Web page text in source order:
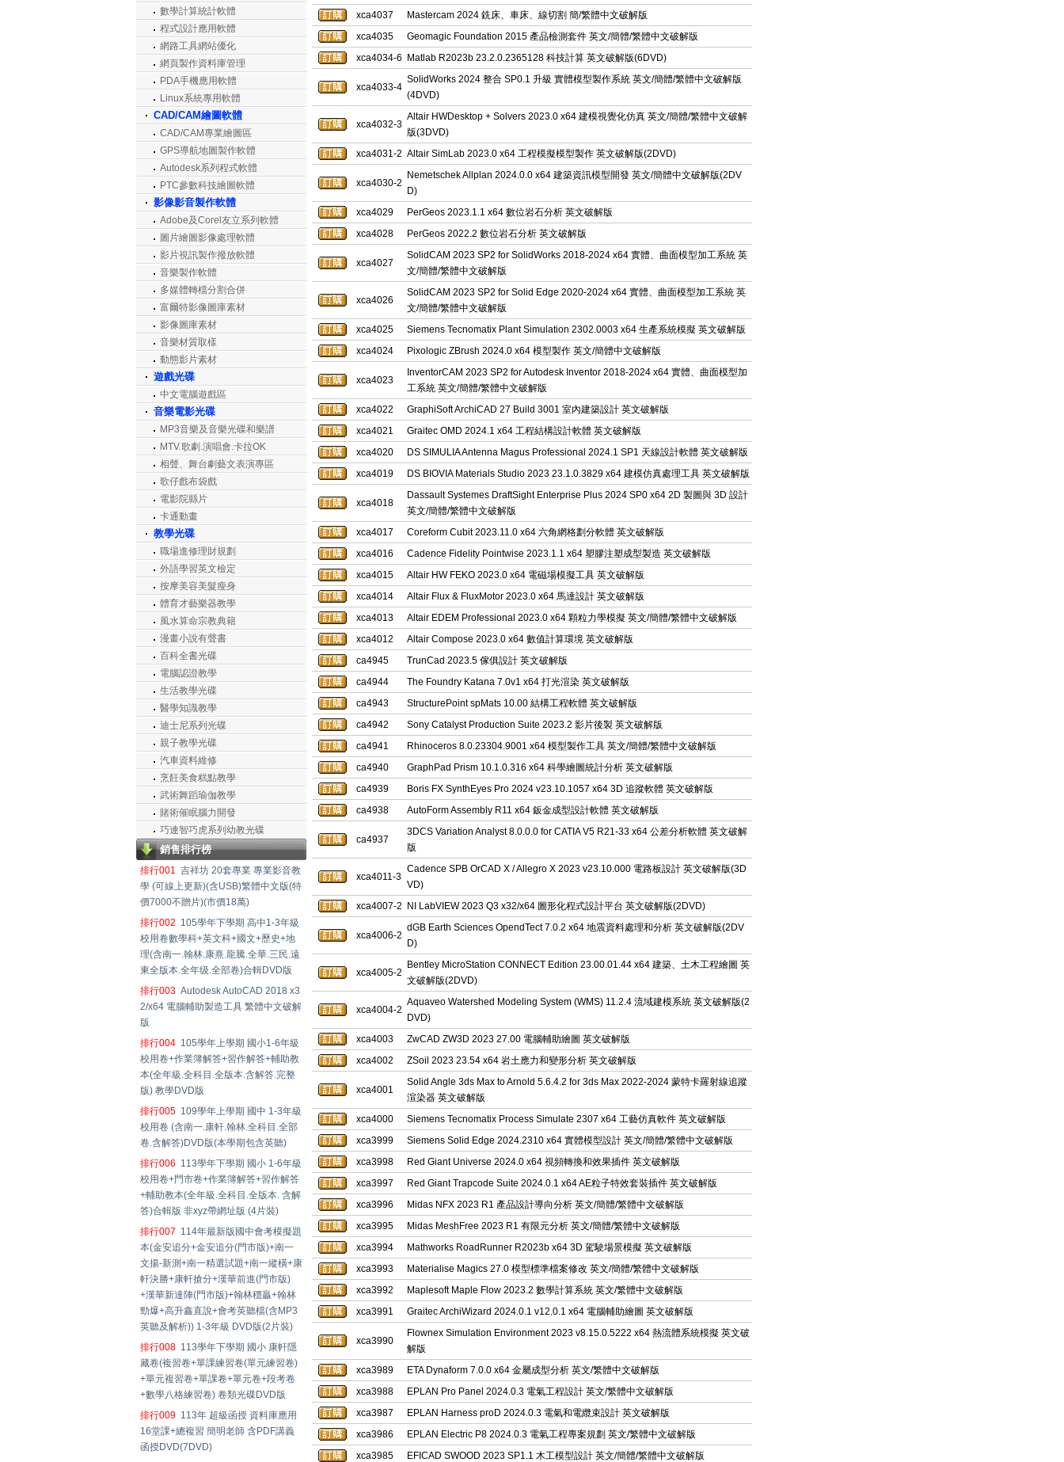
數學計算統計軟體
程式設計應用軟體
網路工具網站優化
網頁製作資料庫管理
PDA手機應用軟體
Linux系統專用軟體
CAD/CAM繪圖軟體
CAD/CAM專業繪圖區
GPS導航地圖製作軟體
Autodesk系列程式軟體
PTC參數科技繪圖軟體
影像影音製作軟體
Adobe及Corel友立系列軟體
圖片繪圖影像處理軟體
影片視訊製作撥放軟體
音樂製作軟體
多媒體轉檔分割合併
富爾特影像圖庫素材
影像圖庫素材
音樂材質取樣
動態影片素材
遊戲光碟
中文電腦遊戲區
音樂電影光碟
MP3音樂及音樂光碟和樂譜
MTV.歌劇.演唱會.卡拉OK
相聲、舞台劇藝文表演專區
歌仔戲布袋戲
電影院縣片
卡通動畫
教學光碟
職場進修理財規劃
外語學習英文檢定
按摩美容美髮瘦身
體育才藝樂器教學
風水算命宗教典籍
漫畫小說有聲書
百科全書光碟
電腦認證教學
生活教學光碟
醫學知識教學
迪士尼系列光碟
親子教學光碟
汽車資料維修
烹飪美食糕點教學
武術舞蹈瑜伽教學
賭術催眠腦力開發
巧連智巧虎系列幼教光碟
銷售排行榜
排行001 吉祥坊 20套專業 專業影音教
學 (可線上更新)(含USB)繁體中文版(特
價7000不贈片)(市價18萬)
排行002 105學年下學期 高中1-3年級
校用卷數學科+英文科+國文+歷史+地
理(含南一.翰林.康熹.龍騰.全華.三民.遠
東全版本.全年级.全部卷)合輯DVD版
排行003 Autodesk AutoCAD 2018 x3
2/x64 電腦輔助製造工具 繁體中文破解
版
排行004 105學年上學期 國小1-6年級
校用卷+作業簿解答+習作解答+輔助教
本(全年級.全科目.全版本.含解答.完整
版) 教學DVD版
排行005 109學年上學期 國中 1-3年級
校用卷 (含南一.康軒.翰林.全科目.全部
卷.含解答)DVD版(本學期包含英聽)
排行006 113學年下學期 國小 1-6年級
校用卷+門市卷+作業簿解答+習作解答
+輔助教本(全年級.全科目.全版本. 含解
答)合輯版 非xyz帶網址版 (4片裝)
排行007 114年最新版國中會考模擬題
本(金安追分+金安追分(門市版)+南一
文揚-新測+南一精選試題+南一縱橫+康
軒決勝+康軒搶分+漢華前進(門市版)
+漢華新達陣(門市版)+翰林穩贏+翰林
勁爆+高升鑫直說+會考英聽檔(含MP3
英聽及解析)) 1-3年級 DVD版(2片裝)
排行008 113學年下學期 國小 康軒隱
藏卷(複習卷+單課練習卷(單元練習卷)
+單元複習卷+單課卷+單元卷+段考卷
+數學八格練習卷) 卷類光碟DVD版
排行009 113年 超級函授 資料庫應用
16堂課+總複習 簡明老師 含PDF講義
函授DVD(7DVD)
xca4037
Mastercam 2024 銑床、車床、線切割 簡/繁體中文破解版
xca4035
Geomagic Foundation 2015 產品檢測套件 英文/簡體/繁體中文破解版
xca4034-6
Matlab R2023b 23.2.0.2365128 科技計算 英文破解版(6DVD)
xca4033-4
SolidWorks 2024 整合 SP0.1 升級 實體模型製作系統 英文/簡體/繁體中文破解版
(4DVD)
xca4032-3
Altair HWDesktop + Solvers 2023.0 x64 建模視覺化仿真 英文/簡體/繁體中文破解
版(3DVD)
xca4031-2 Altair SimLab 2023.0 x64 工程模擬模型製作 英文破解版(2DVD)
xca4030-2
Nemetschek Allplan 2024.0.0 x64 建築資訊模型開發 英文/簡體中文破解版(2DV
D)
xca4029
PerGeos 2023.1.1 x64 數位岩石分析 英文破解版
xca4028
PerGeos 2022.2 數位岩石分析 英文破解版
xca4027
SolidCAM 2023 SP2 for SolidWorks 2018-2024 x64 實體、曲面模型加工系統 英
文/簡體/繁體中文破解版
xca4026
SolidCAM 2023 SP2 for Solid Edge 2020-2024 x64 實體、曲面模型加工系統 英
文/簡體/繁體中文破解版
xca4025
Siemens Tecnomatix Plant Simulation 2302.0003 x64 生產系統模擬 英文破解版
xca4024
Pixologic ZBrush 2024.0 x64 模型製作 英文/簡體中文破解版
xca4023
InventorCAM 2023 SP2 for Autodesk Inventor 2018-2024 x64 實體、曲面模型加
工系統 英文/簡體/繁體中文破解版
xca4022
GraphiSoft ArchiCAD 27 Build 3001 室內建築設計 英文破解版
xca4021
Graitec OMD 2024.1 x64 工程結構設計軟體 英文破解版
xca4020
DS SIMULIA Antenna Magus Professional 2024.1 SP1 天線設計軟體 英文破解版
xca4019
DS BIOVIA Materials Studio 2023 23.1.0.3829 x64 建模仿真處理工具 英文破解版
xca4018
Dassault Systemes DraftSight Enterprise Plus 2024 SP0 x64 2D 製圖與 3D 設計
英文/簡體/繁體中文破解版
xca4017
Coreform Cubit 2023.11.0 x64 六角網格劃分軟體 英文破解版
xca4016
Cadence Fidelity Pointwise 2023.1.1 x64 塑膠注塑成型製造 英文破解版
xca4015
Altair HW FEKO 2023.0 x64 電磁場模擬工具 英文破解版
xca4014
Altair Flux & FluxMotor 2023.0 x64 馬達設計 英文破解版
xca4013
Altair EDEM Professional 2023.0 x64 顆粒力學模擬 英文/簡體/繁體中文破解版
xca4012
Altair Compose 2023.0 x64 數值計算環境 英文破解版
ca4945
TrunCad 2023.5 傢俱設計 英文破解版
ca4944
The Foundry Katana 7.0v1 x64 打光渲染 英文破解版
ca4943
StructurePoint spMats 10.00 結構工程軟體 英文破解版
ca4942
Sony Catalyst Production Suite 2023.2 影片後製 英文破解版
ca4941
Rhinoceros 8.0.23304.9001 x64 模型製作工具 英文/簡體/繁體中文破解版
ca4940
GraphPad Prism 10.1.0.316 x64 科學繪圖統計分析 英文破解版
ca4939
Boris FX SynthEyes Pro 2024 v23.10.1057 x64 3D 追蹤軟體 英文破解版
ca4938
AutoForm Assembly R11 x64 鈑金成型設計軟體 英文破解版
ca4937
3DCS Variation Analyst 8.0.0.0 for CATIA V5 R21-33 x64 公差分析軟體 英文破解
版
xca4011-3
Cadence SPB OrCAD X / Allegro X 2023 v23.10.000 電路板設計 英文破解版(3D
VD)
xca4007-2
NI LabVIEW 2023 Q3 x32/x64 圖形化程式設計平台 英文破解版(2DVD)
xca4006-2
dGB Earth Sciences OpendTect 7.0.2 x64 地震資料處理和分析 英文破解版(2DV
D)
xca4005-2
Bentley MicroStation CONNECT Edition 23.00.01.44 x64 建築、土木工程繪圖 英
文破解版(2DVD)
xca4004-2
Aquaveo Watershed Modeling System (WMS) 11.2.4 流域建模系統 英文破解版(2
DVD)
xca4003
ZwCAD ZW3D 2023 27.00 電腦輔助繪圖 英文破解版
xca4002
ZSoil 2023 23.54 x64 岩土應力和變形分析 英文破解版
xca4001
Solid Angle 3ds Max to Arnold 5.6.4.2 for 3ds Max 2022-2024 蒙特卡羅射線追蹤
渲染器 英文破解版
xca4000
Siemens Tecnomatix Process Simulate 2307 x64 工藝仿真軟件 英文破解版
xca3999
Siemens Solid Edge 2024.2310 x64 實體模型設計 英文/簡體/繁體中文破解版
xca3998
Red Giant Universe 2024.0 x64 視頻轉換和效果插件 英文破解版
xca3997
Red Giant Trapcode Suite 2024.0.1 x64 AE粒子特效套裝插件 英文破解版
xca3996
Midas NFX 2023 R1 產品設計導向分析 英文/簡體/繁體中文破解版
xca3995
Midas MeshFree 2023 R1 有限元分析 英文/簡體/繁體中文破解版
xca3994
Mathworks RoadRunner R2023b x64 3D 駕駛場景模擬 英文破解版
xca3993
Materialise Magics 27.0 模型標準檔案修改 英文/簡體/繁體中文破解版
xca3992
Maplesoft Maple Flow 2023.2 數學計算系統 英文/繁體中文破解版
xca3991
Graitec ArchiWizard 2024.0.1 v12.0.1 x64 電腦輔助繪圖 英文破解版
xca3990
Flownex Simulation Environment 2023 v8.15.0.5222 x64 熱流體系統模擬 英文破
解版
xca3989
ETA Dynaform 7.0.0 x64 金屬成型分析 英文/繁體中文破解版
xca3988
EPLAN Pro Panel 2024.0.3 電氣工程設計 英文/繁體中文破解版
xca3987
EPLAN Harness proD 2024.0.3 電氣和電纜束設計 英文破解版
xca3986
EPLAN Electric P8 2024.0.3 電氣工程專案規劃 英文/繁體中文破解版
xca3985
EFICAD SWOOD 2023 SP1.1 木工模型設計 英文/簡體/繁體中文破解版